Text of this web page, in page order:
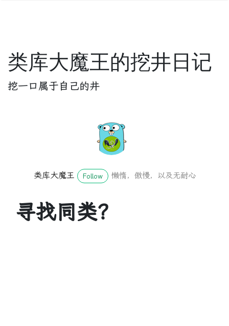
类库大魔王的挖井日记
挖一口属于自己的井
类库大魔王 Follow 懒惰，傲慢，以及无耐心
寻找同类？